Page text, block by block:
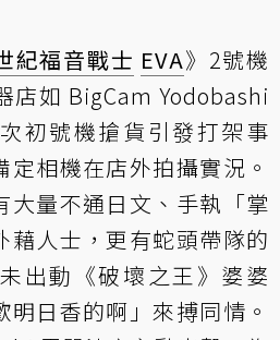
紀福音戰士 EVA》2號機
店如 BigCam Yodobashi
初號機搶貨引發打架事
相機在店外拍攝實況。
大量不通日文、手執「掌
藉人士，更有蛇頭帶隊的
出動《破壞之王》婆婆
日香的啊」來搏同情。